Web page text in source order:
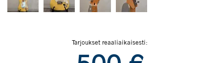
Tarjoukset reaaliaikaisesti: